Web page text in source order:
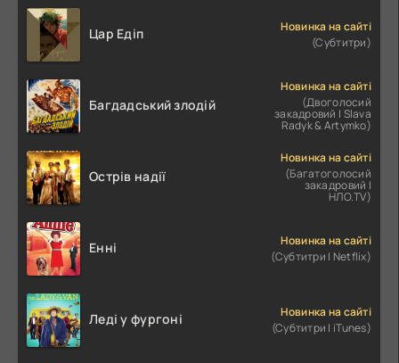
Цар Едіп
Новинка на сайті
(Субтитри)
Багдадський злодій
Новинка на сайті
(Двоголосий
закадровий | Slava
Radyk & Artymko)
Острів надії
Новинка на сайті
(Багатоголосий
закадровий |
НЛО.TV)
Енні
Новинка на сайті
(Субтитри | Netflix)
Леді у фургоні
Новинка на сайті
(Субтитри | iTunes)